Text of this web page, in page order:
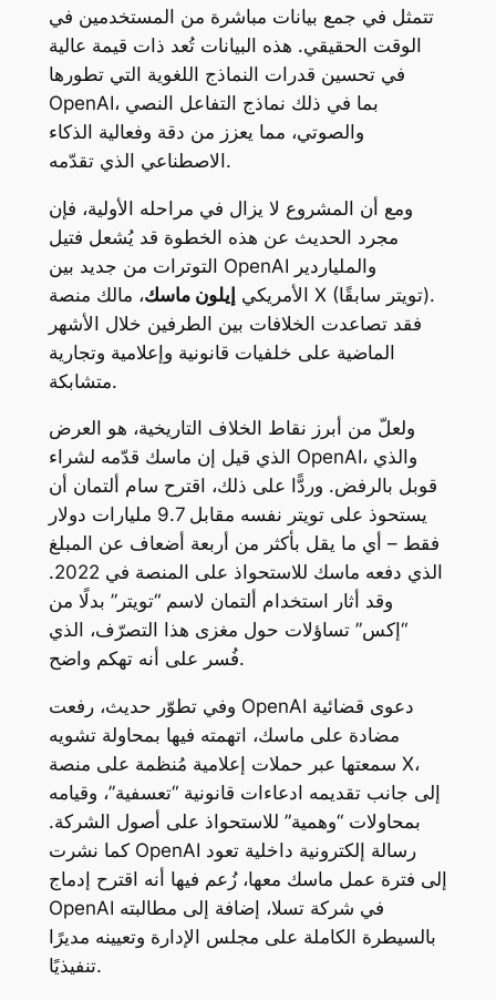
تتمثل في جمع بيانات مباشرة من المستخدمين في
الوقت الحقيقي. هذه البيانات تُعد ذات قيمة عالية
في تحسين قدرات النماذج اللغوية التي تطورها
OpenAI، بما في ذلك نماذج التفاعل النصي
والصوتي، مما يعزز من دقة وفعالية الذكاء
الاصطناعي الذي تقدّمه.
ومع أن المشروع لا يزال في مراحله الأولية، فإن
مجرد الحديث عن هذه الخطوة قد يُشعل فتيل
التوترات من جديد بين OpenAI والملياردير
الأمريكي إيلون ماسك، مالك منصة X (تويتر سابقًا).
فقد تصاعدت الخلافات بين الطرفين خلال الأشهر
الماضية على خلفيات قانونية وإعلامية وتجارية
متشابكة.
ولعلّ من أبرز نقاط الخلاف التاريخية، هو العرض
الذي قيل إن ماسك قدّمه لشراء OpenAI، والذي
قوبل بالرفض. وردًّا على ذلك، اقترح سام ألتمان أن
يستحوذ على تويتر نفسه مقابل 9.7 مليارات دولار
فقط – أي ما يقل بأكثر من أربعة أضعاف عن المبلغ
الذي دفعه ماسك للاستحواذ على المنصة في 2022.
وقد أثار استخدام ألتمان لاسم “تويتر” بدلًا من
“إكس” تساؤلات حول مغزى هذا التصرّف، الذي
فُسر على أنه تهكم واضح.
وفي تطوّر حديث، رفعت OpenAI دعوى قضائية
مضادة على ماسك، اتهمته فيها بمحاولة تشويه
سمعتها عبر حملات إعلامية مُنظمة على منصة X،
إلى جانب تقديمه ادعاءات قانونية “تعسفية”، وقيامه
بمحاولات “وهمية” للاستحواذ على أصول الشركة.
كما نشرت OpenAI رسالة إلكترونية داخلية تعود
إلى فترة عمل ماسك معها، زُعم فيها أنه اقترح إدماج
OpenAI في شركة تسلا، إضافة إلى مطالبته
بالسيطرة الكاملة على مجلس الإدارة وتعيينه مديرًا
تنفيذيًا.